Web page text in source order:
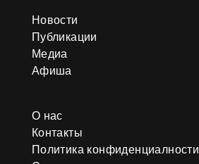
Новости
Публикации
Медиа
Афиша
О нас
Контакты
Политика конфиденциалности